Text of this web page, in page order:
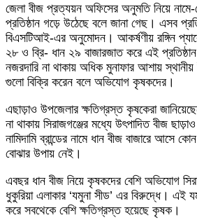
জেলা বীজ প্রত্যয়ন অফিসের অনুমতি নিয়ে নামে-
প্রতিষ্ঠান গড়ে উঠেছে বলে জানা গেছ। এসব
বিএসটিআই-এর অনুমোদন। আকর্ষণীয় রঙ্গিন
২৮ ও ব্রি- ধান ২৯ বাজারজাত করে এই
নজরদারি না থাকায় অধিক মুনাফার আশায় স্থানীয়
গুলো বিক্রি করেন বলে অভিযোগ কৃষকদের।
এছাড়াও উপজেলার ক্ষতিগ্রস্ত কৃষকেরা
না থাকায় সিরাজগঞ্জের মধ্যে উৎপাদিত বীজ ছাড়াও
নামিদামি ব্রান্ডের নামে ধান বীজ বাজারে আসে
বোঝার উপায় নেই।
এবছর ধান বীজ নিয়ে কৃষকদের বেশি অভিযোগ
ধুকুরিয়া এলাকার ‘যমুনা সীড’ এর বিরুদ্ধে। এই
করে সবথেকে বেশি ক্ষতিগ্রস্ত হয়েছে কৃষক।